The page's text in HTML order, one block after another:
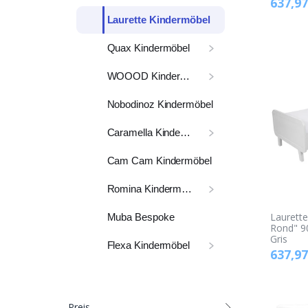
Laurette Kindermöbel
Quax Kindermöbel
WOOOD Kindermöbel
Nobodinoz Kindermöbel
Caramella Kindermöbel
Cam Cam Kindermöbel
Romina Kindermöbel
Muba Bespoke
Flexa Kindermöbel
Rond"
Gris
637,97